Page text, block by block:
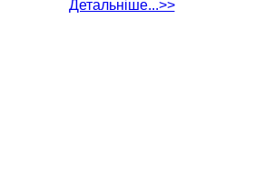
Детальніше...>>